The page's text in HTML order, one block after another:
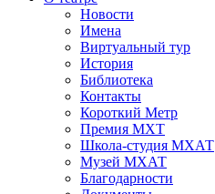
Новости
Имена
Виртуальный тур
История
Библиотека
Контакты
Короткий Метр
Премия МХТ
Школа-студия МХАТ
Музей МХАТ
Благодарности